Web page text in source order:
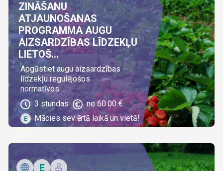
ZINĀŠANU
ATJAUNOŠANAS
PROGRAMMA AUGU
AIZSARDZĪBAS LĪDZEKĻU
LIETOŠ...
Apgūstiet augu aizsardzības
līdzekļu regulējošos
normatīvos ...
3 stundas no60.00€
Mācies sev ērtā laikā un vietā!